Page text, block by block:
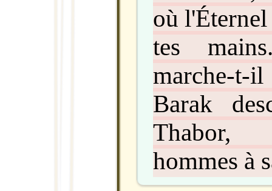
où
tes
marche-t-il
Barak
Thabor,
hommes à